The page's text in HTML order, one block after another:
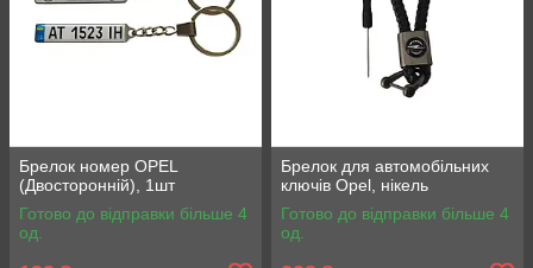
Брелок номер OPEL
(Двосторонній), 1шт
Готово до відправки більше 4
од.
Брелок для автомобільних
ключів Opel, нікель
Готово до відправки більше 4
од.